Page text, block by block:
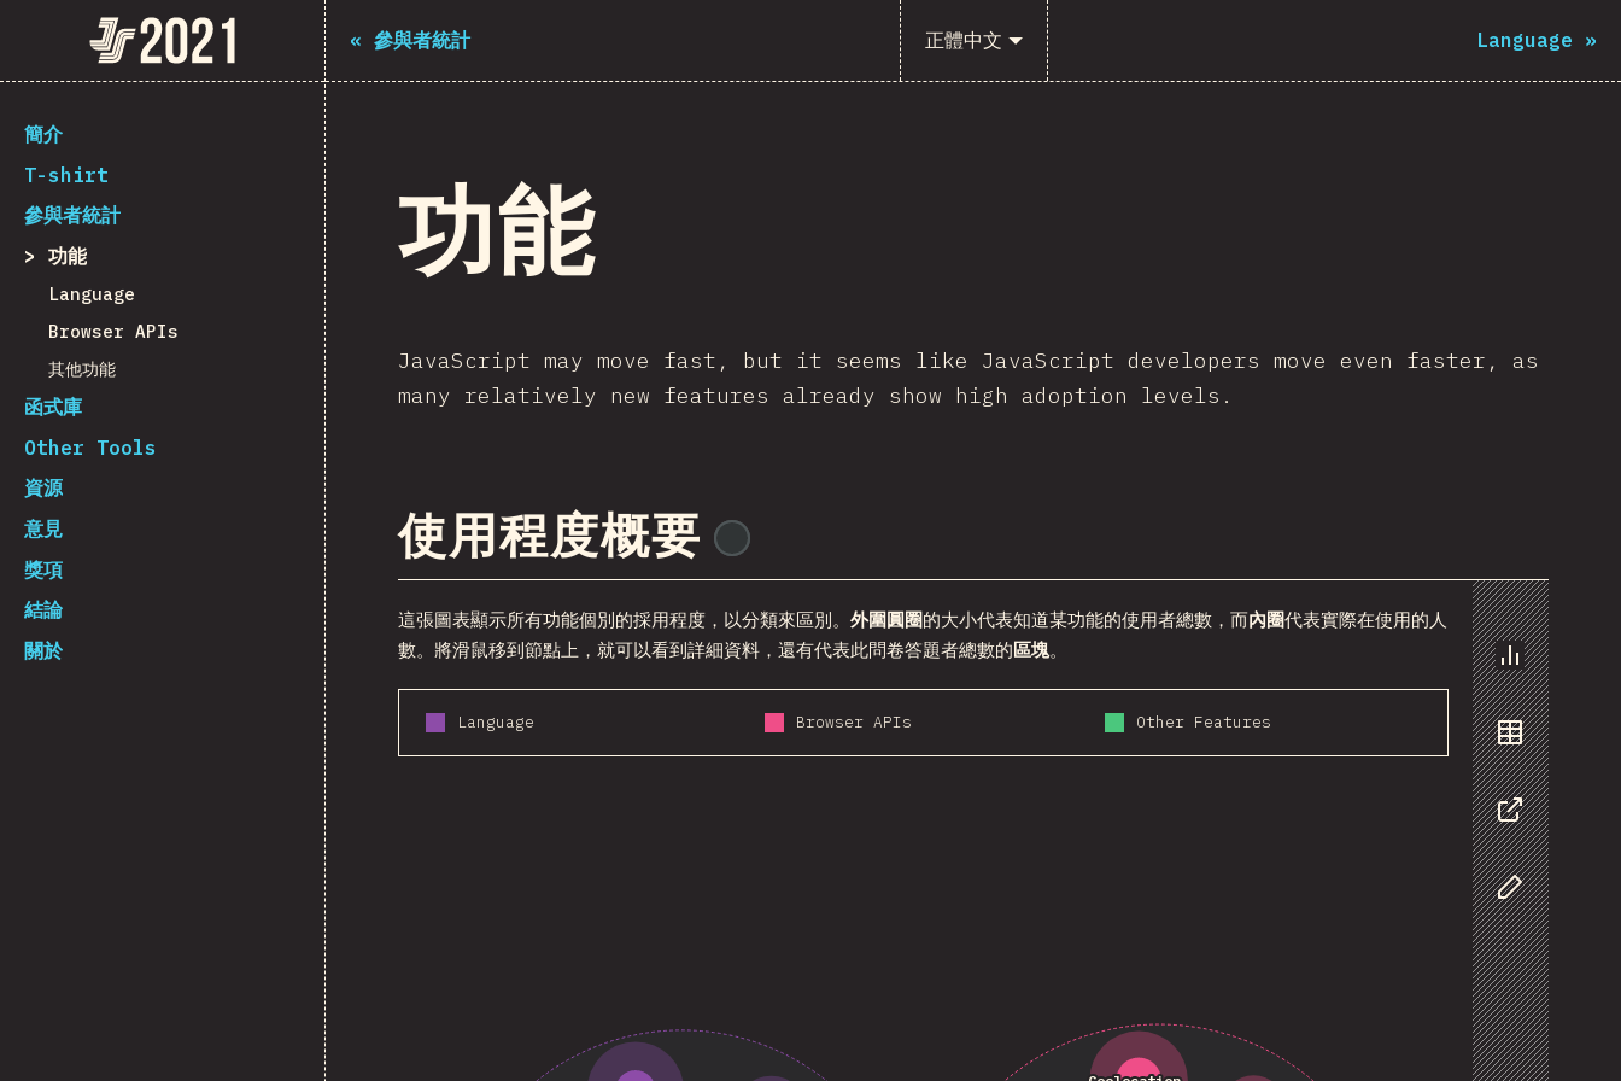
The State of JS 2021
[zh-Hant] general.back_to_intro
簡介
T-shirt
參與者統計
功能
Language
Browser APIs
其他功能
函式庫
Other Tools
資源
意見
獎項
結論
關於
« 參與者統計 正體中文 Language »
功能
JavaScript may move fast, but it seems like JavaScript developers move even faster, as
many relatively new features already show high adoption levels.
使用程度概要
圖表
資料
分享
自訂資料
這張圖表顯示所有功能個別的採用程度，以分類來區別。 外圍圓圈的大小代表知道某功能的使用者總數，而內圈代表實際在使用的人
數。將滑鼠移到節點上，就可以看到詳細資料，還有代表此問卷答題者總數的區塊。
Language Browser APIs Other Features